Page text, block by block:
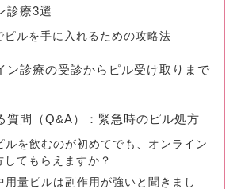
診療3選
ピルを手に入れるための攻略法
ン診療の受診からピル受け取りまで
質問（Q&A）：緊急時のピル処方
ルを飲むのが初めてでも、オンライン
してもらえますか？
用量ピルは副作用が強いと聞きまし